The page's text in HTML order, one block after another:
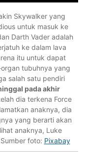
Skywalker yang
untuk masuk ke
Darth Vader adalah
ke dalam lava
itu untuk dapat
tubuhnya yang
salah satu pendiri
pada akhir
dia terkena Force
anaknya, dia
yang berarti akan
anaknya, Luke
foto: Pixabay